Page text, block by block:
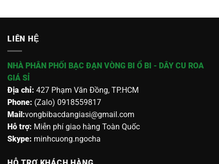
LIÊN HỆ
NHÀ PHÂN PHỐI BẠC ĐẠN VÒNG BI Ổ BI - DÂY CU ROA
GIÁ SỈ
Địa chỉ: 427 Phạm Văn Đồng, TP.HCM
Phone: (Zalo) 0918559817
Mail:vongbibacdangiasi@gmail.com
Hỗ trợ: Miễn phí giao hàng Toàn Quốc
Skype: minhcuong.ngocha